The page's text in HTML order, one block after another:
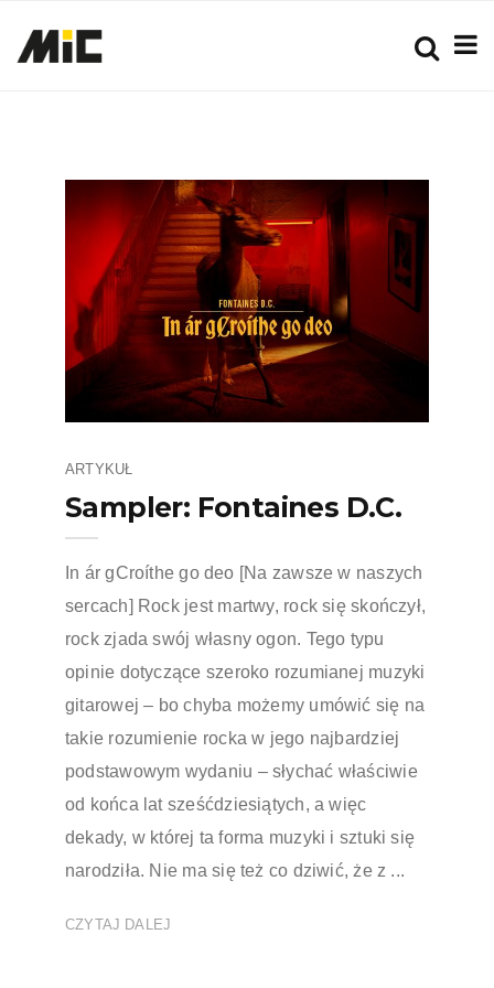
ARTYKUŁ
Sampler: Fontaines D.C.
In ár gCroíthe go deo [Na zawsze w naszych
sercach] Rock jest martwy, rock się skończył,
rock zjada swój własny ogon. Tego typu
opinie dotyczące szeroko rozumianej muzyki
gitarowej – bo chyba możemy umówić się na
takie rozumienie rocka w jego najbardziej
podstawowym wydaniu – słychać właściwie
od końca lat sześćdziesiątych, a więc
dekady, w której ta forma muzyki i sztuki się
narodziła. Nie ma się też co dziwić, że z ...
CZYTAJ DALEJ